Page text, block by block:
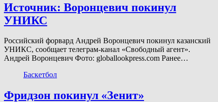
Источник: Воронцевич покинул
УНИКС
Российский форвард Андрей Воронцевич покинул казанский
УНИКС, сообщает телеграм-канал «Свободный агент».
Андрей Воронцевич Фото: globallookpress.com Ранее…
Баскетбол
Фридзон покинул «Зенит»